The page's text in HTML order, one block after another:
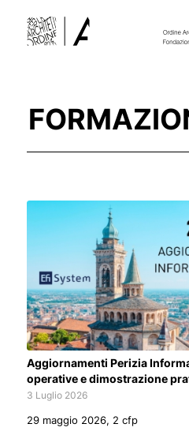
Aggiornamenti Perizia
operative e dimostrazione
3 Luglio 2026
29 maggio 2026, 2 cfp